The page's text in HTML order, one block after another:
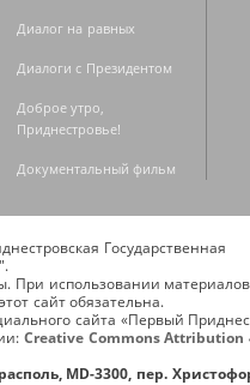
Диалог на равных
Диалоги с Президентом
Доброе утро,
Приднестровье!
Документальный фильм
Государственная
При использовании
сайт обязательна.
сайта «Первый
Creative Commons Attribution
MD-3300, пер.